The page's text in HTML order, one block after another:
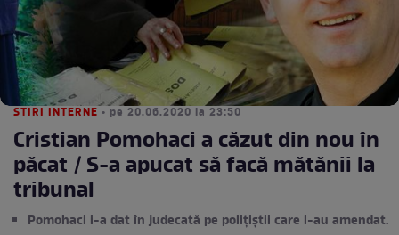
STIRI INTERNE • pe 20.06.2020 la 23:50
Cristian Pomohaci a căzut din nou în
păcat / S-a apucat să facă mătănii la
tribunal
Pomohaci i-a dat în judecată pe polițiștii care l-au amendat.